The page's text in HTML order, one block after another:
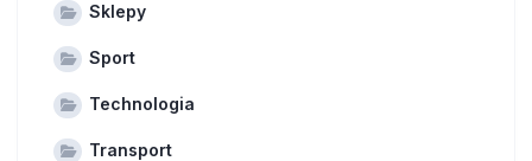
Sklepy
Sport
Technologia
Transport